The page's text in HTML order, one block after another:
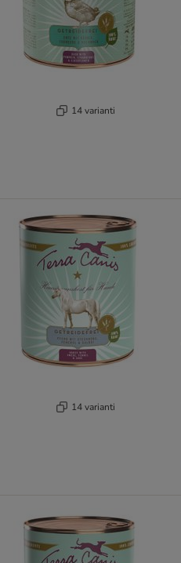
14 varianti
14 varianti